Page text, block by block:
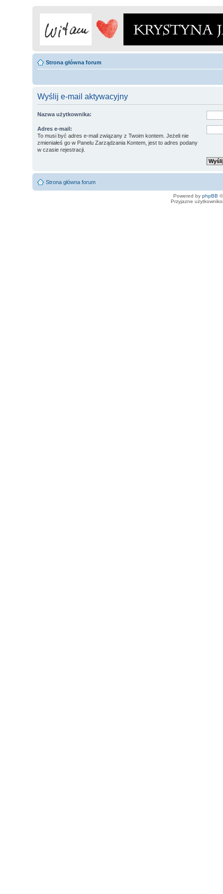
Strona główna forum
Wyślij e-mail aktywacyjny
Nazwa użytkownika:
Adres e-mail:
To musi być adres e-mail związany z Twoim kontem. Jeżeli nie
zmieniałeś go w Panelu Zarządzania Kontem, jest to adres podany
w czasie rejestracji.
Strona główna forum
Powered by phpBB
Przyjazne